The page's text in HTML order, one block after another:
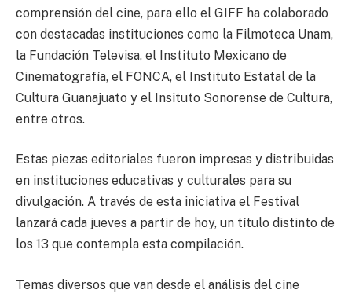
comprensión del cine, para ello el GIFF ha colaborado
con destacadas instituciones como la Filmoteca Unam,
la Fundación Televisa, el Instituto Mexicano de
Cinematografía, el FONCA, el Instituto Estatal de la
Cultura Guanajuato y el Insituto Sonorense de Cultura,
entre otros.
Estas piezas editoriales fueron impresas y distribuidas
en instituciones educativas y culturales para su
divulgación. A través de esta iniciativa el Festival
lanzará cada jueves a partir de hoy, un título distinto de
los 13 que contempla esta compilación.
Temas diversos que van desde el análisis del cine